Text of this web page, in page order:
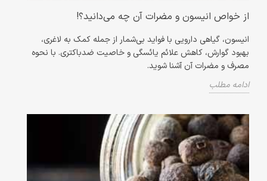
از خواص انیسون و مضرات آن چه می‌دانید؟!
انیسون، گیاهی دارویی با فواید بی‌شمار از جمله کمک به لاغری،
بهبود گوارش، کاهش علائم یائسگی و خاصیت ضدباکتری. با نحوه
مصرف و مضرات آن آشنا شوید.
ادامه مطلب